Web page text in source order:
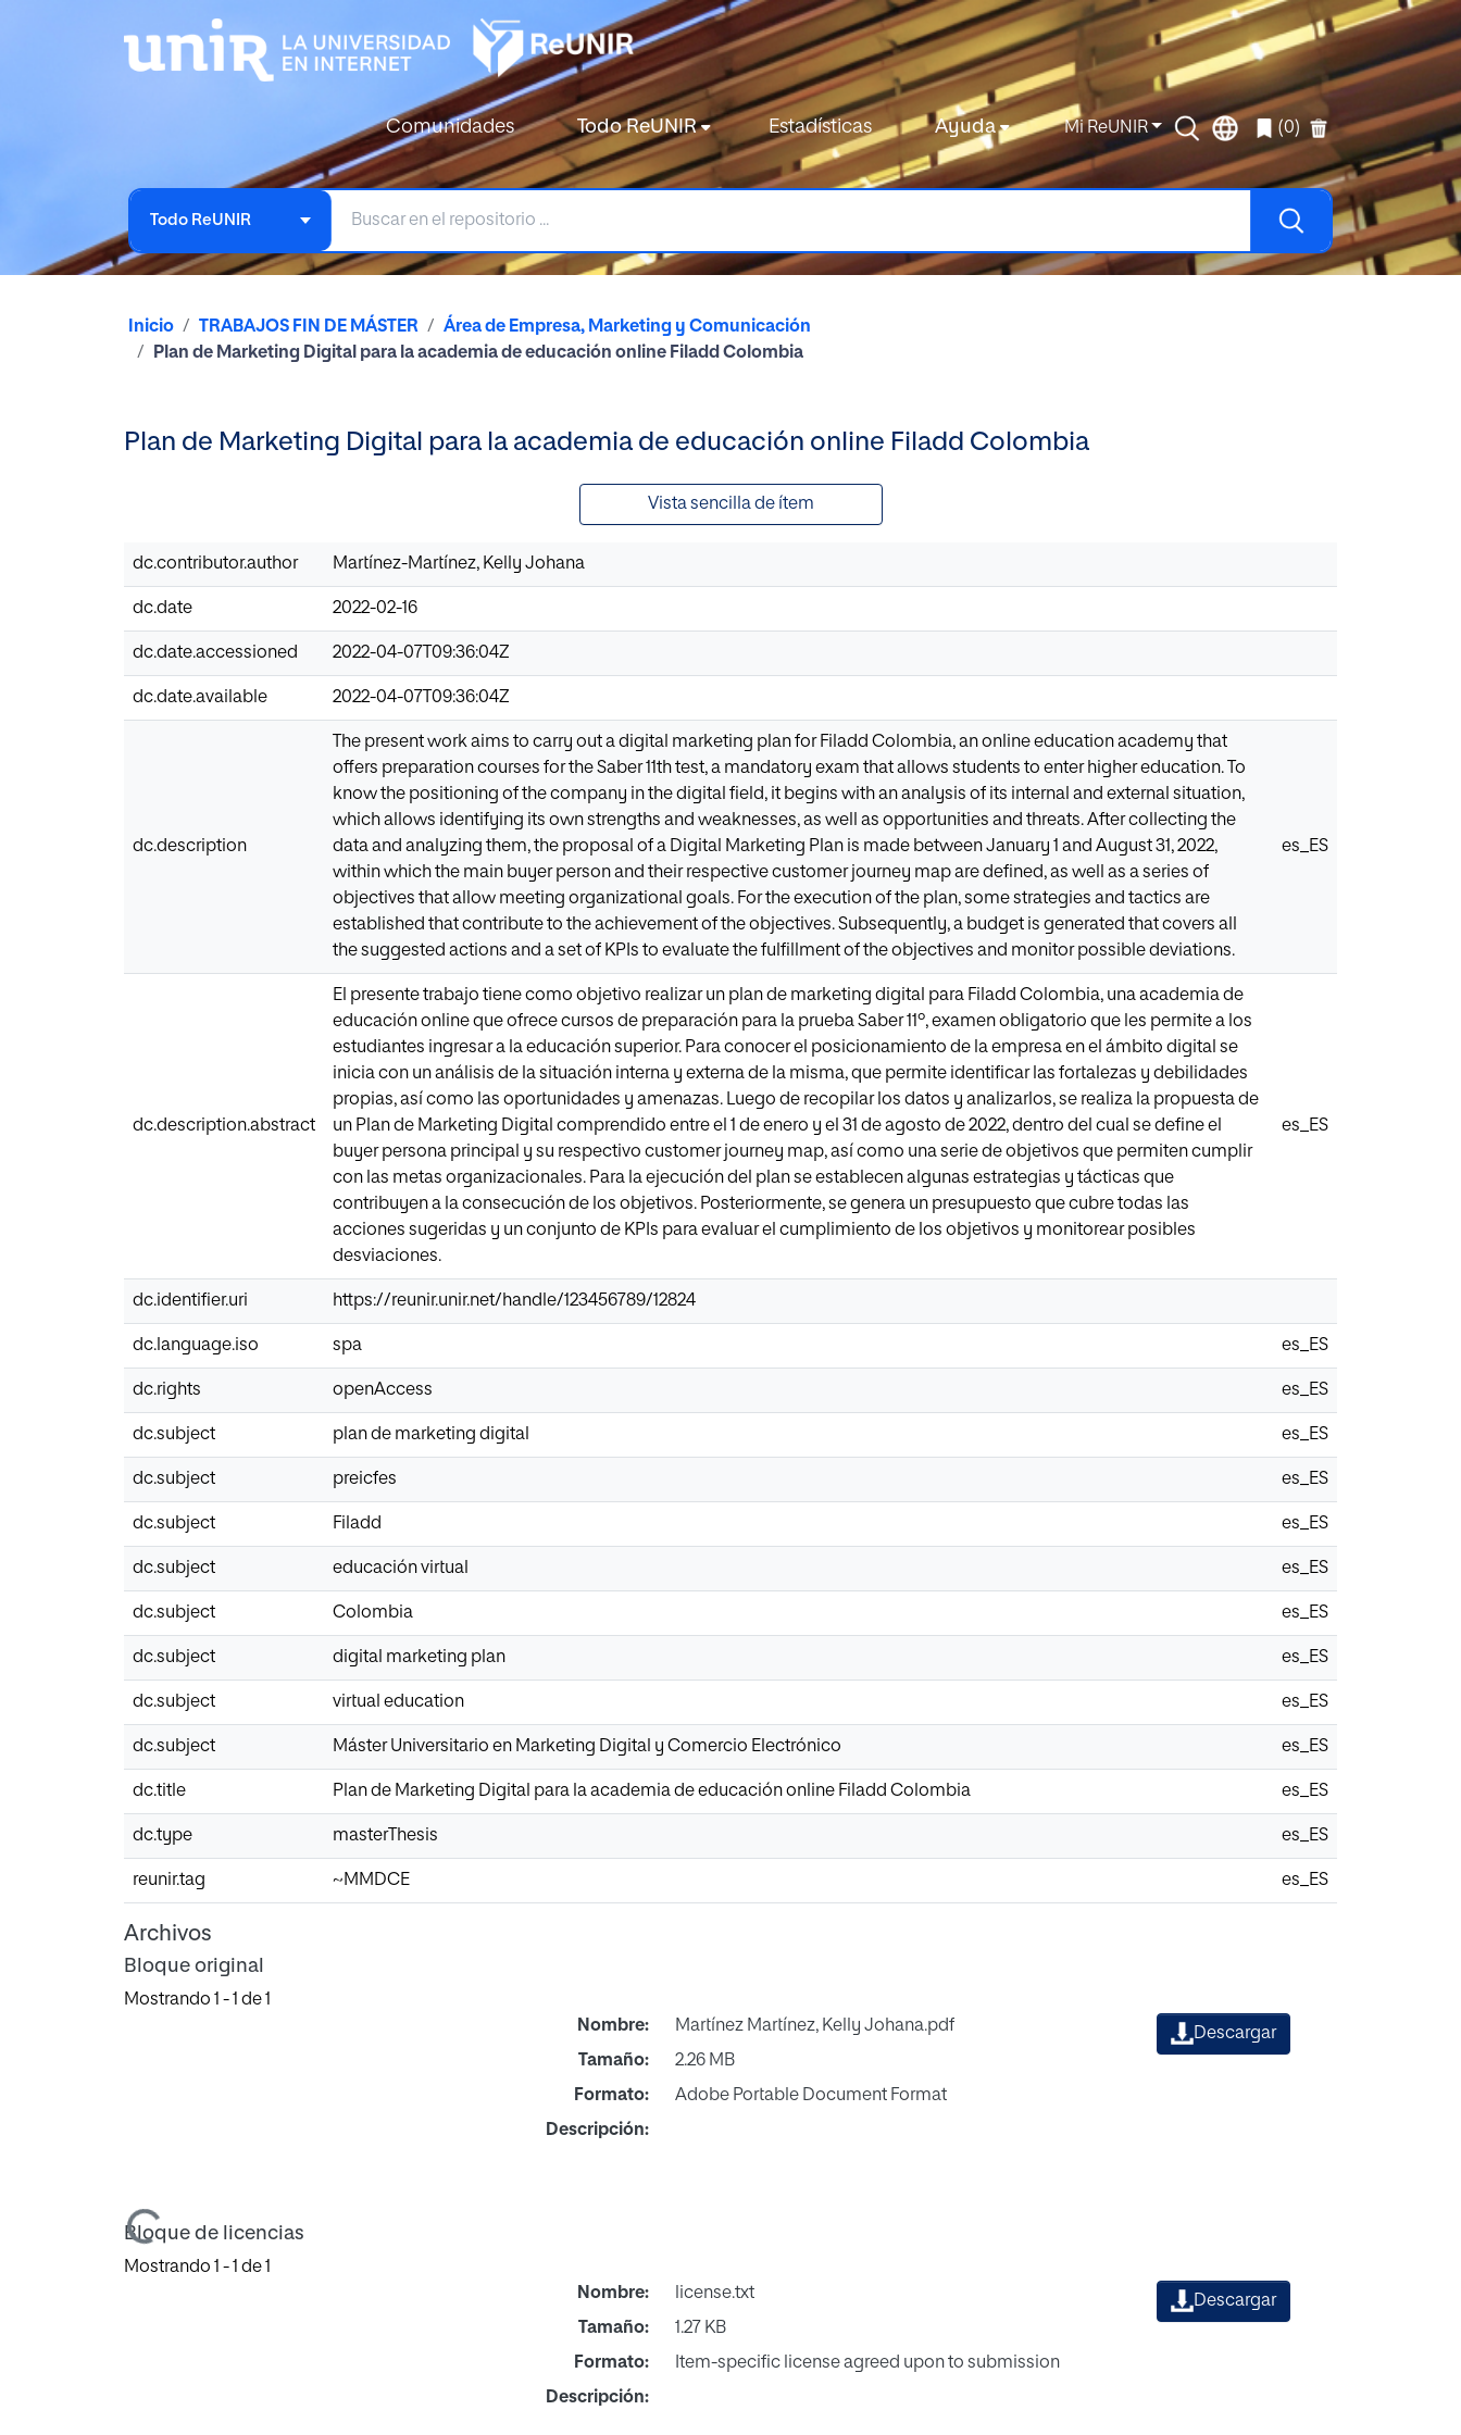
Comunidades Todo ReUNIR Estadísticas Ayuda Mi ReUNIR (0)
Todo ReUNIR
Inicio TRABAJOS FIN DE MÁSTER
Área de Empresa, Marketing y Comunicación
Plan de Marketing Digital para la academia de educación online Filadd Colombia
Plan de Marketing Digital para la academia de educación online Filadd Colombia
Vista sencilla de ítem
dc.contributor.author Martínez-Martínez, Kelly Johana
dc.date 2022-02-16
dc.date.accessioned 2022-04-07T09:36:04Z
dc.date.available 2022-04-07T09:36:04Z
dc.description
The present work aims to carry out a digital marketing plan for Filadd Colombia, an online education academy that
offers preparation courses for the Saber 11th test, a mandatory exam that allows students to enter higher education. To
know the positioning of the company in the digital field, it begins with an analysis of its internal and external situation,
which allows identifying its own strengths and weaknesses, as well as opportunities and threats. After collecting the
data and analyzing them, the proposal of a Digital Marketing Plan is made between January 1 and August 31, 2022,
within which the main buyer person and their respective customer journey map are defined, as well as a series of
objectives that allow meeting organizational goals. For the execution of the plan, some strategies and tactics are
established that contribute to the achievement of the objectives. Subsequently, a budget is generated that covers all
the suggested actions and a set of KPIs to evaluate the fulfillment of the objectives and monitor possible deviations.
es_ES
dc.description.abstract
El presente trabajo tiene como objetivo realizar un plan de marketing digital para Filadd Colombia, una academia de
educación online que ofrece cursos de preparación para la prueba Saber 11º, examen obligatorio que les permite a los
estudiantes ingresar a la educación superior. Para conocer el posicionamiento de la empresa en el ámbito digital se
inicia con un análisis de la situación interna y externa de la misma, que permite identificar las fortalezas y debilidades
propias, así como las oportunidades y amenazas. Luego de recopilar los datos y analizarlos, se realiza la propuesta de
un Plan de Marketing Digital comprendido entre el 1 de enero y el 31 de agosto de 2022, dentro del cual se define el
buyer persona principal y su respectivo customer journey map, así como una serie de objetivos que permiten cumplir
con las metas organizacionales. Para la ejecución del plan se establecen algunas estrategias y tácticas que
contribuyen a la consecución de los objetivos. Posteriormente, se genera un presupuesto que cubre todas las
acciones sugeridas y un conjunto de KPIs para evaluar el cumplimiento de los objetivos y monitorear posibles
desviaciones.
es_ES
dc.identifier.uri https://reunir.unir.net/handle/123456789/12824
dc.language.iso spa es_ES
dc.rights openAccess es_ES
dc.subject plan de marketing digital es_ES
dc.subject preicfes es_ES
dc.subject Filadd es_ES
dc.subject educación virtual es_ES
dc.subject Colombia es_ES
dc.subject digital marketing plan es_ES
dc.subject virtual education es_ES
dc.subject Máster Universitario en Marketing Digital y Comercio Electrónico es_ES
dc.title Plan de Marketing Digital para la academia de educación online Filadd Colombia es_ES
dc.type masterThesis es_ES
reunir.tag ~MMDCE es_ES
Archivos
Bloque original
Mostrando 1 - 1 de 1
Cargando...
Nombre:
Martínez Martínez, Kelly Johana.pdf
Tamaño:
2.26 MB
Formato:
Adobe Portable Document Format
Descripción:
Descargar
Bloque de licencias
Mostrando 1 - 1 de 1
Nombre:
license.txt
Tamaño:
1.27 KB
Formato:
Item-specific license agreed upon to submission
Descripción:
Descargar